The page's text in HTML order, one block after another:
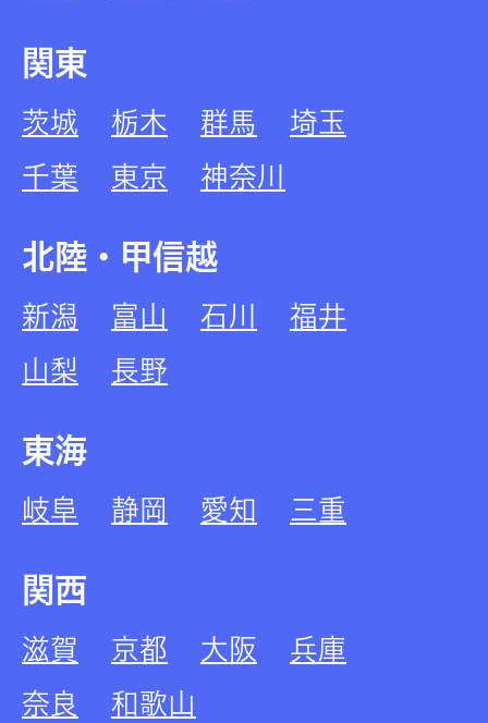
関東
茨城 栃木 群馬
埼玉
千葉
東京 神奈川
北陸・甲信越
新潟 富山 石川
福井
山梨
長野
東海
岐阜 静岡 愛知 三重
関西
滋賀 京都 大阪
兵庫
奈良
和歌山